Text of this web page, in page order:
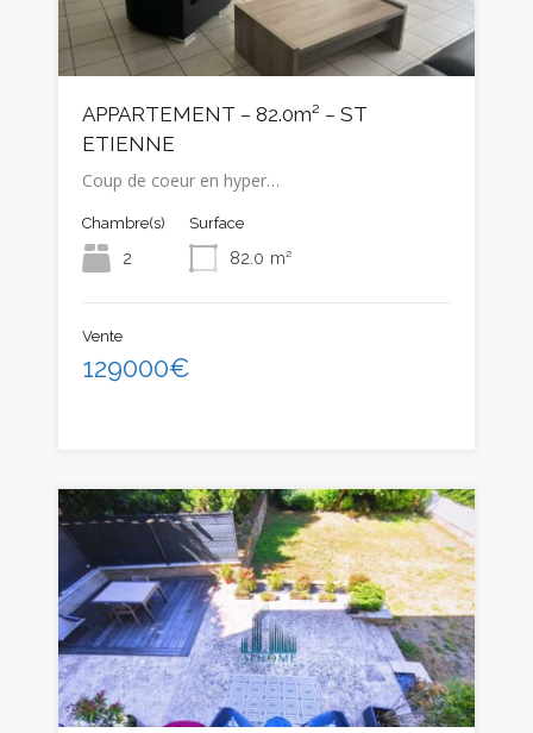
APPARTEMENT – 82.0m² – ST
ETIENNE
Coup de coeur en hyper…
Chambre(s)
2
Surface
82.0 m²
Vente
129000€